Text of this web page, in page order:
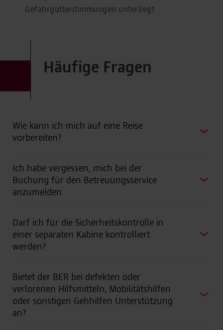
Gefahrgutbestimmungen unterliegt.
Häufige Fragen
Wie kann ich mich auf eine Reise
vorbereiten?
Ich habe vergessen, mich bei der
Buchung für den Betreuungsservice
anzumelden.
Darf ich für die Sicherheitskontrolle in
einer separaten Kabine kontrolliert
werden?
Bietet der BER bei defekten oder
verlorenen Hilfsmitteln, Mobilitätshilfen
oder sonstigen Gehhilfen Unterstützung
an?